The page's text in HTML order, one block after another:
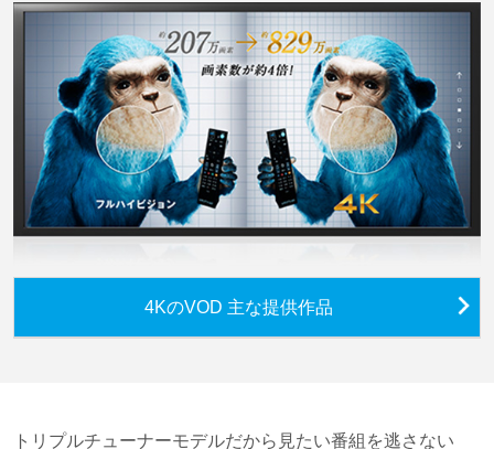
4KのVOD 主な提供作品
トリプルチューナーモデルだから見たい番組を逃さない